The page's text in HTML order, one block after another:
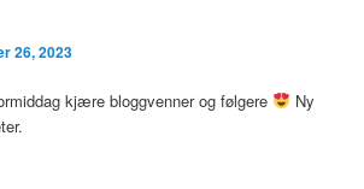
26, 2023
kjære bloggvenner og følgere
Ny